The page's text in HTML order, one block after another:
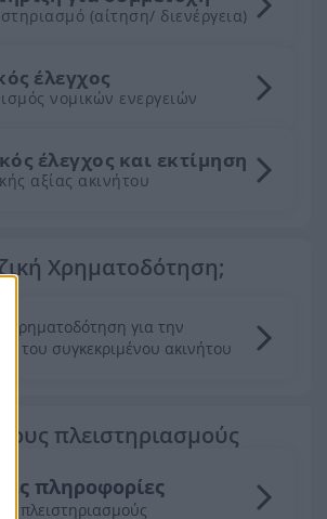
(αίτηση/ διενέργεια)
έλεγχος
νομικών ενεργειών
έλεγχος και εκτίμηση
αξίας ακινήτου
Χρηματοδότηση;
χρηματοδότηση για την
του συγκεκριμένου ακινήτου
πλειστηριασμούς
πληροφορίες
πλειστηριασμούς